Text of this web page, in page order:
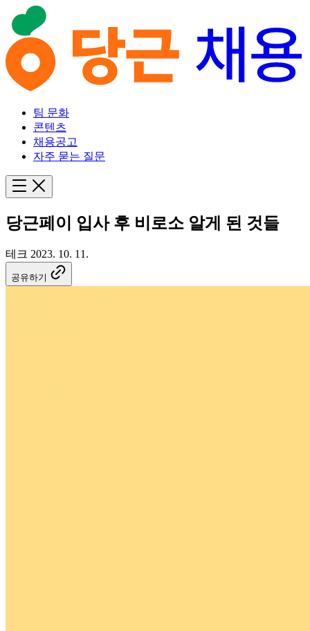
팀 문화
콘텐츠
채용공고
자주 묻는 질문
당근페이 입사 후 비로소 알게 된 것들
테크 2023. 10. 11.
공유하기